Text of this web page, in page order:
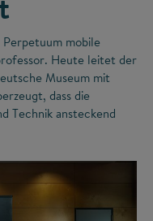
mobile
Heute leitet der
Museum mit
dass die
Technik ansteckend